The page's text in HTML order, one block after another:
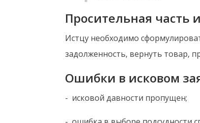
Просительная часть
Истцу необходимо
задолженность, вернуть товар,
Ошибки в исковом
- исковой давности пропущен;